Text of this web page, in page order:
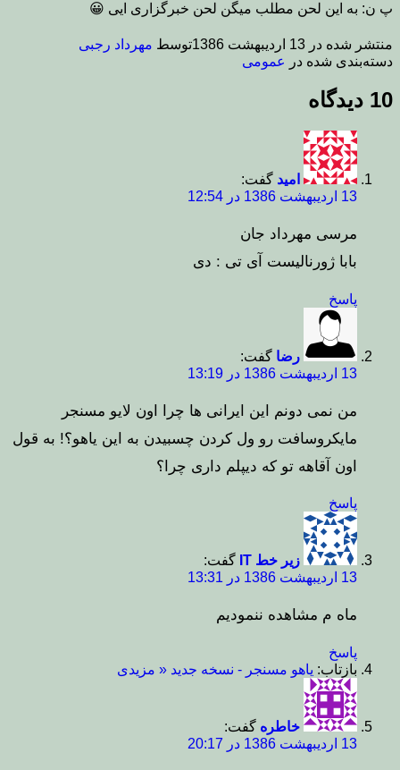
پ ن: به این لحن مطلب میگن لحن خبرگزاری ایی 😀
منتشر شده در 13 اردیبهشت 1386 توسط مهرداد رجبی
دسته‌بندی شده در
عمومی
10 دیدگاه
امید گفت:
13 اردیبهشت 1386 در 12:54
مرسی مهرداد جان
بابا ژورنالیست آی تی : دی
پاسخ
رضا گفت:
13 اردیبهشت 1386 در 13:19
من نمی دونم این ایرانی ها چرا اون لایو مسنجر
مایکروسافت رو ول کردن چسبیدن به این یاهو؟! به قول
اون آقاهه تو که دیپلم داری چرا؟
پاسخ
زیر خط IT
گفت:
13 اردیبهشت 1386 در 13:31
ماه م مشاهده ننمودیم
پاسخ
بازتاب: یاهو مسنجر - نسخه جدید « مزیدی
خاطره گفت:
13 اردیبهشت 1386 در 20:17